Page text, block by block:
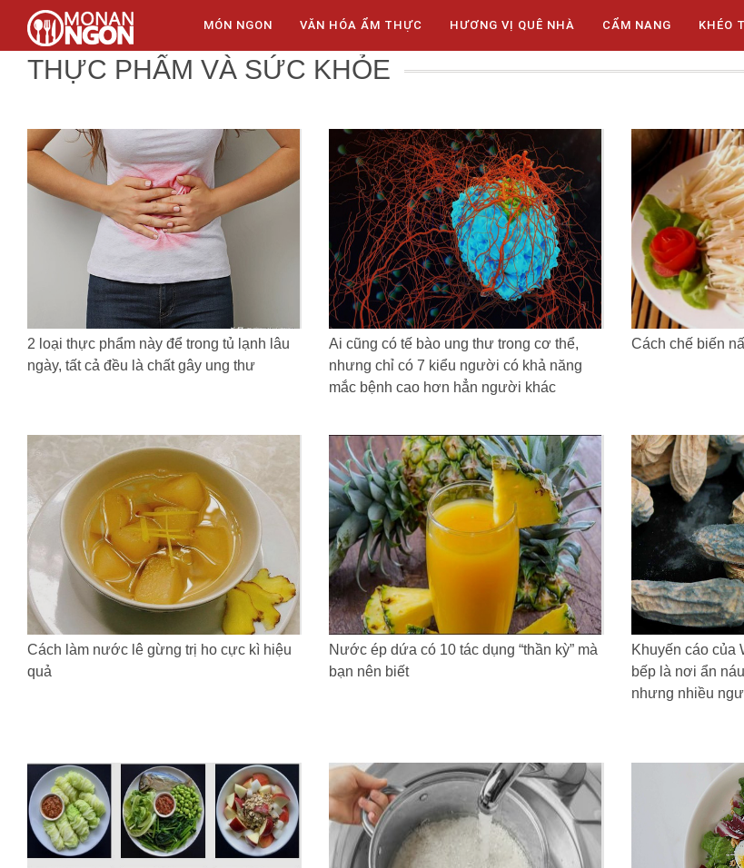
MÓN NGON VĂN HÓA ẨM THỰC HƯƠNG VỊ QUÊ NHÀ CẨM NANG KHÉO
THỰC PHẨM VÀ SỨC KHỎE
2 loại thực phẩm này để trong tủ lạnh lâu
ngày, tất cả đều là chất gây ung thư
Ai cũng có tế bào ung thư trong cơ thể,
nhưng chỉ có 7 kiểu người có khả năng
mắc bệnh cao hơn hẳn người khác
Cách chế biến
Cách làm nước lê gừng trị ho cực kì hiệu
quả
Nước ép dứa có 10 tác dụng “thần kỳ” mà
bạn nên biết
Khuyến cáo của
bếp là nơi ẩn
nhưng nhiều